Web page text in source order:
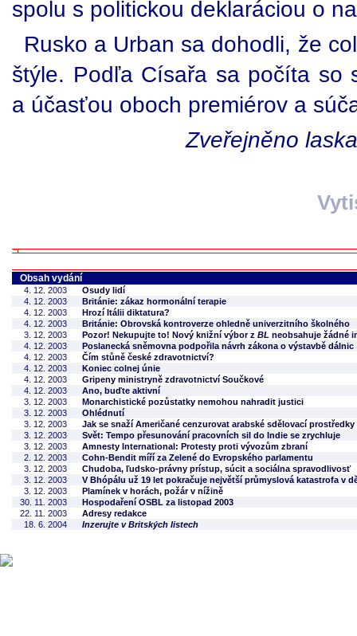
spolu s politickou deklaráciou o
Rusko a Urban sa dohodli, že
štýle. Podľa Císařa sa počíta so
a účasťou oboch premiérov a
Zveřejněno
Obsah vydání
4. 12. 2003
Osudy lidí
4. 12. 2003
Británie: zákaz hormonální terapie
4. 12. 2003
Hrozí Itálii diktatura?
4. 12. 2003
Británie: Obrovská kontroverze ohledně univerzitního školného
3. 12. 2003
Pozor! Nekupujte to! Nový knižní výbor z BL neobsahuje žádné
4. 12. 2003
Poslanecká sněmovna podpořila návrh zákona o výstavbě dálnic
4. 12. 2003
Čím stůně české zdravotnictví?
4. 12. 2003
Koniec colnej únie
4. 12. 2003
Gripeny ministryně zdravotnictví Součkové
4. 12. 2003
Ano, buďte aktivní
3. 12. 2003
Monarchistické pozůstatky nemohou nahradit justici
3. 12. 2003
Ohlédnutí
3. 12. 2003
Jak se snaží Američané cenzurovat arabské sdělovací prostředky
3. 12. 2003
Svět: Tempo přesunování pracovních sil do Indie se zrychluje
3. 12. 2003
Amnesty International: Protesty proti vývozům zbraní
2. 12. 2003
Cohn-Bendit míří za Zelené do Evropského parlamentu
3. 12. 2003
Chudoba, ľudsko-právny prístup, súcit a sociálna spravodlivosť
3. 12. 2003
V Bhópálu už 19 let pokračuje největší průmyslová katastrofa v
3. 12. 2003
Plamínek v horách, požár v nížině
30. 11. 2003
Hospodaření OSBL za listopad 2003
22. 11. 2003
Adresy redakce
18. 6. 2004
Inzerujte v Britských listech